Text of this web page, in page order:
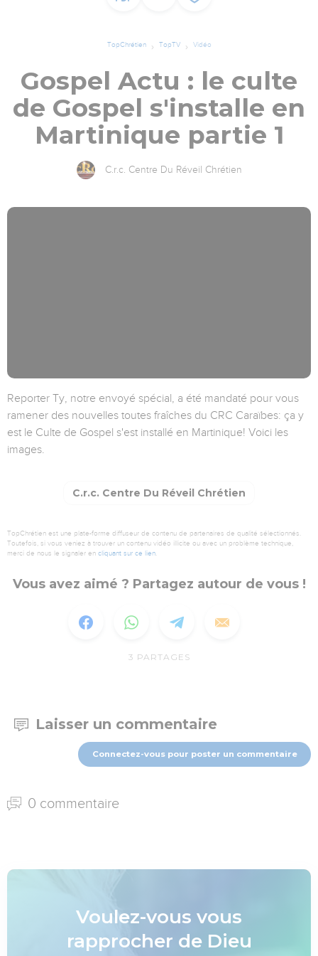
TopChrétien TopTV Vidéo
Gospel Actu : le culte
de Gospel s'installe en
Martinique partie 1
C.r.c. Centre Du Réveil Chrétien
Reporter Ty, notre envoyé spécial, a été mandaté pour vous
ramener des nouvelles toutes fraîches du CRC Caraïbes: ça y
est le Culte de Gospel s'est installé en Martinique! Voici les
images.
C.r.c. Centre Du Réveil Chrétien
TopChrétien est une plate-forme diffuseur de contenu de partenaires de qualité sélectionnés.
Toutefois, si vous veniez à trouver un contenu vidéo illicite ou avec un problème technique,
merci de nous le signaler en cliquant sur ce lien
Vous avez aimé ? Partagez autour de vous !
3 PARTAGES
Laisser un commentaire
Connectez-vous pour poster un commentaire
0 commentaire
Voulez-vous vous
rapprocher de Dieu